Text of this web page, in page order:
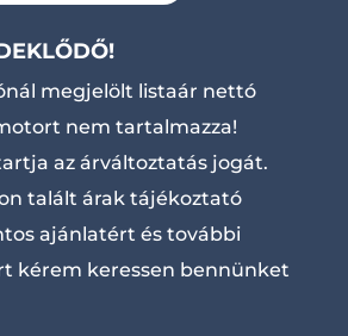
megjelölt listaár nettó
nem tartalmazza!
az árváltoztatás jogát.
talált árak tájékoztató
ajánlatért és további
kérem keressen bennünket